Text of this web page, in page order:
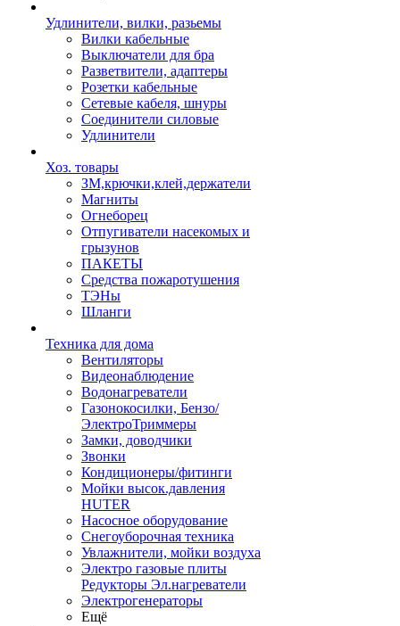
Удлинители, вилки, разьемы
Вилки кабельные
Выключатели для бра
Разветвители, адаптеры
Розетки кабельные
Сетевые кабеля, шнуры
Соединители силовые
Удлинители
Хоз. товары
ЗМ,крючки,клей,держатели
Магниты
Огнеборец
Отпугиватели насекомых и
грызунов
ПАКЕТЫ
Средства пожаротушения
ТЭНы
Шланги
Техника для дома
Вентиляторы
Видеонаблюдение
Водонагреватели
Газонокосилки, Бензо/
ЭлектроТриммеры
Замки, доводчики
Звонки
Кондиционеры/фитинги
Мойки высок.давления
HUTER
Насосное оборудование
Снегоуборочная техника
Увлажнители, мойки воздуха
Электро газовые плиты
Редукторы Эл.нагреватели
Электрогенераторы
Ещё